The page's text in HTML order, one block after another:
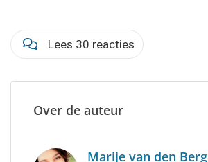
Lees 30 reacties
Over de auteur
Marije van den Berg